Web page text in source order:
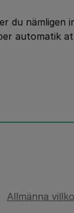
du nämligen
automatik
Allmänna